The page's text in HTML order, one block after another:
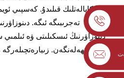
تەجرىبىگە ئىگە.
دىنوزاۋرنىڭ ئىسكىلىتى ۋە
لايىھەلەنگەن.